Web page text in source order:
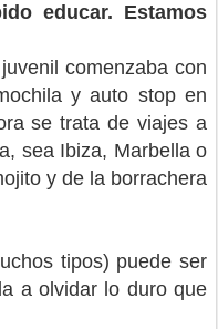
educar. Estamos
comenzaba con
y auto stop en
se trata de viajes a
sea Ibiza, Marbella o
y de la borrachera
tipos) puede ser
a olvidar lo duro que